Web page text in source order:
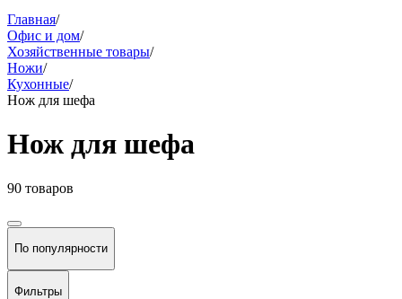
Главная/
Офис и дом/
Хозяйственные товары/
Ножи/
Кухонные/
Нож для шефа
Нож для шефа
90 товаров
По популярности
Фильтры